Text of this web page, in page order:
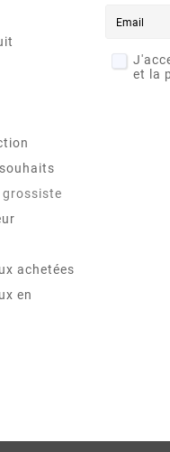
grossiste
achetées
en
et la